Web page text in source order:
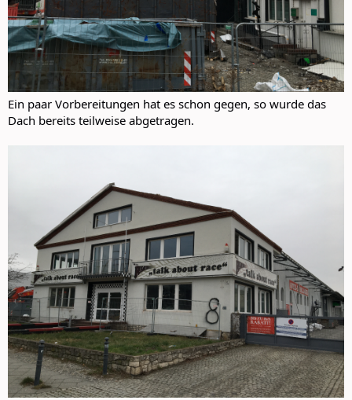
Ein paar Vorbereitungen hat es schon gegen, so wurde das
Dach bereits teilweise abgetragen.